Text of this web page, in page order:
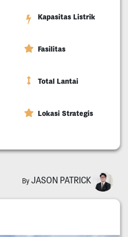
Kapasitas Listrik
Fasilitas
Total Lantai
Lokasi Strategis
By JASON PATRICK